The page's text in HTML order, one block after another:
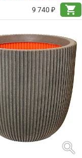
9 740 ₽
shopping_cart
search